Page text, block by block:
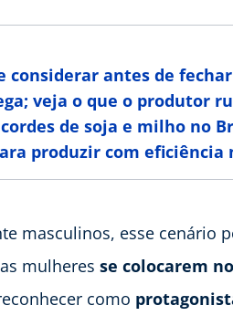
considerar antes de
veja o que o produtor
de soja e milho no
produzir com eficiência
masculinos, esse cenário
mulheres se colocarem
como